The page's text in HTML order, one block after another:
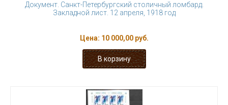
Документ. Санкт-Петербургский столичный ломбард.
Закладной лист. 12 апреля, 1918 год
Цена: 10 000,00 руб.